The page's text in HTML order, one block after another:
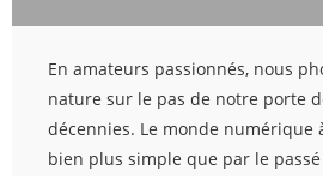
En amateurs passionnés, nous
nature sur le pas de notre porte
décennies. Le monde numérique
bien plus simple que par le